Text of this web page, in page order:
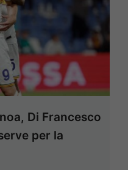
Di Francesco
per la